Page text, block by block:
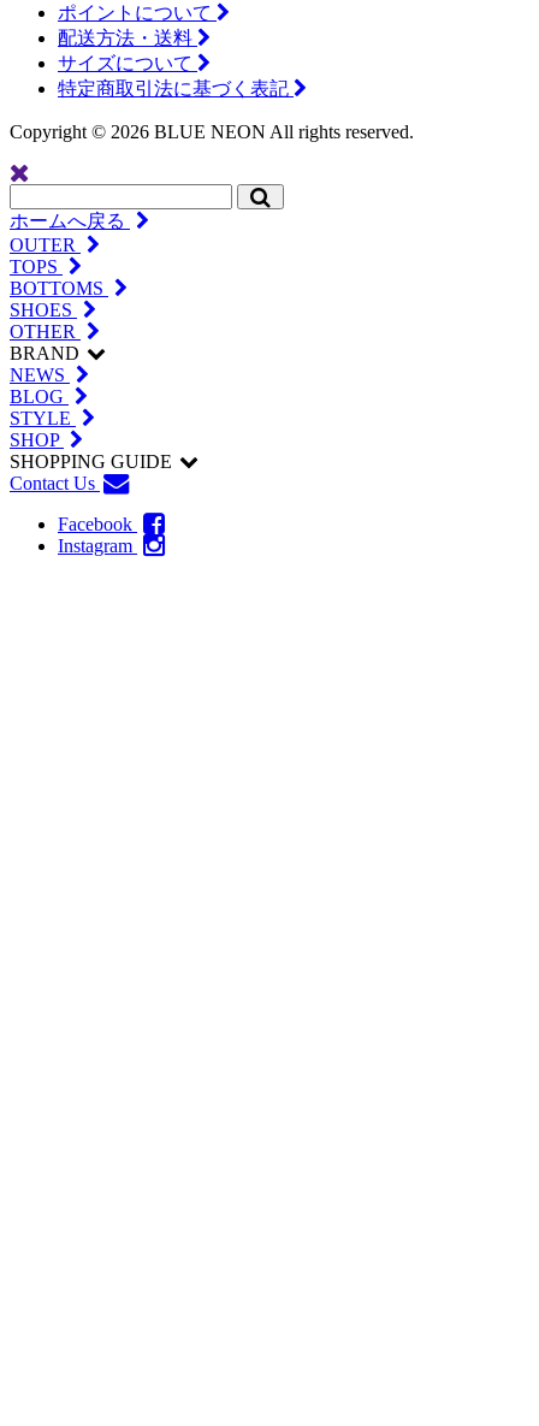
ポイントについて
配送方法・送料
サイズについて
特定商取引法に基づく表記
Copyright © 2026 BLUE NEON All rights reserved.
ホームへ戻る
OUTER
TOPS
BOTTOMS
SHOES
OTHER
BRAND
NEWS
BLOG
STYLE
SHOP
SHOPPING GUIDE
Contact Us
Facebook
Instagram